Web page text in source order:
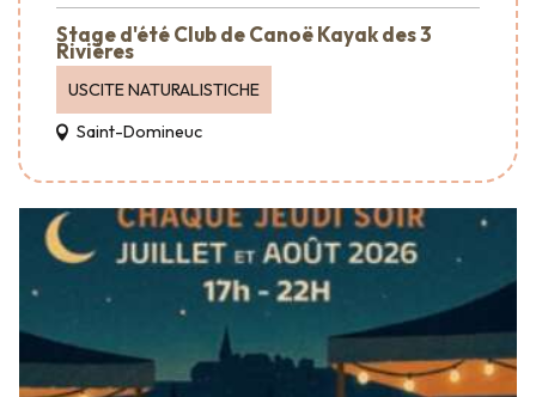
Stage d'été Club de Canoë Kayak des 3
Rivières
USCITE NATURALISTICHE
Saint-Domineuc